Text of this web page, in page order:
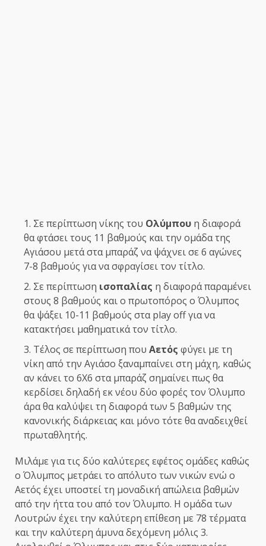
Σε περίπτωση νίκης του Ολύμπου η διαφορά
θα φτάσει τους 11 βαθμούς και την ομάδα της
Αγιάσου μετά στα μπαράζ να ψάχνει σε 6 αγώνες
7-8 βαθμούς για να σφραγίσει τον τίτλο.
Σε περίπτωση ισοπαλίας η διαφορά παραμένει
στους 8 βαθμούς και ο πρωτοπόρος ο Όλυμπος
θα ψάξει 10-11 βαθμούς στα play off για να
κατακτήσει μαθηματικά τον τίτλο.
Τέλος σε περίπτωση που Αετός φύγει με τη
νίκη από την Αγιάσο ξαναμπαίνει στη μάχη, καθώς
αν κάνει το 6Χ6 στα μπαράζ σημαίνει πως θα
κερδίσει δηλαδή εκ νέου δύο φορές τον Όλυμπο
άρα θα καλύψει τη διαφορά των 5 βαθμών της
κανονικής διάρκειας και μόνο τότε θα αναδειχθεί
πρωταθλητής.
Μιλάμε για τις δύο καλύτερες εφέτος ομάδες καθώς
ο Όλυμπος μετράει το απόλυτο των νικών ενώ ο
Αετός έχει υποστεί τη μοναδική απώλεια βαθμών
από την ήττα του από τον Όλυμπο. Η ομάδα των
Λουτρών έχει την καλύτερη επίθεση με 78 τέρματα
και την καλύτερη άμυνα δεχόμενη μόλις 3.